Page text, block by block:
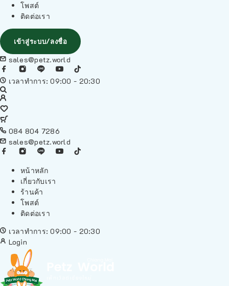
โพสต์
ติดต่อเรา
เข้าสู่ระบบ/ลงชื่อ
sales@petz.world
เวลาทำการ: 09:00 - 20:30
084 804 7286
sales@petz.world
หน้าหลัก
เกี่ยวกับเรา
ร้านค้า
โพสต์
ติดต่อเรา
เวลาทำการ: 09:00 - 20:30
Login